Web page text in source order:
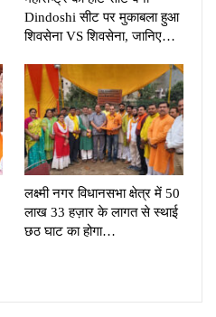
Dindoshi सीट पर मुकाबला हुआ
शिवसेना VS शिवसेना, जानिए…
लक्ष्मी नगर विधानसभा क्षेत्र में 50
लाख 33 हज़ार के लागत से स्थाई
छठ घाट का होगा…